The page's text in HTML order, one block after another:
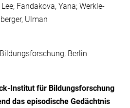
Fandakova, Yana; Werkle-
Ulman
Berlin
Institut für Bildungsforschung
das episodische Gedächtnis